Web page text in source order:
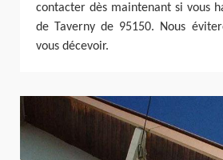
contacter dès maintenant si vous
de Taverny de 95150. Nous
vous décevoir.